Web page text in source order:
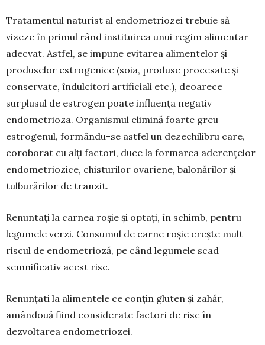
Tratamentul naturist al endometriozei trebuie să
vizeze în primul rând instituirea unui regim alimentar
adecvat. Astfel, se impune evitarea ali­men­telor și
produselor estrogenice (soia, produse procesate și
conservate, îndulcitori artificiali etc.), deoarece
surplusul de estrogen poate influența negativ
endometrioza. Organismul elimină foarte greu
estrogenul, formându-se astfel un dezechilibru care,
coroborat cu alți factori, duce la formarea aderențelor
endometriozice, chisturilor ovariene, balonărilor și
tulburărilor de tranzit.
Renuntaţi la carnea roșie și optați, în schimb, pentru
legumele verzi. Consumul de carne roșie crește mult
riscul de endometrioză, pe când legu­mele scad
semnificativ acest risc.
Renunțati la alimentele ce conțin gluten și zahăr,
amândouă fiind considerate factori de risc în
dezvoltarea endometriozei.